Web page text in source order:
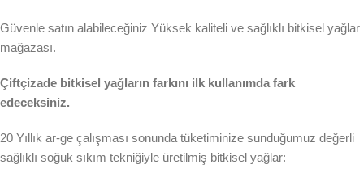
Güvenle satın alabileceğiniz Yüksek kaliteli ve sağlıklı bitkisel yağlar
mağazası.
Çiftçizade bitkisel yağların farkını ilk kullanımda fark
edeceksiniz.
20 Yıllık ar-ge çalışması sonunda tüketiminize sunduğumuz değerli
sağlıklı soğuk sıkım tekniğiyle üretilmiş bitkisel yağlar: